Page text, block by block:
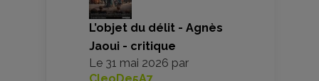
L’objet du délit - Agnès
Jaoui - critique
Le 31 mai 2026 par